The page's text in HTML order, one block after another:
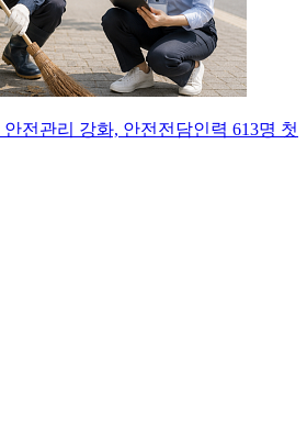
전관리 강화, 안전전담인력 613명 첫